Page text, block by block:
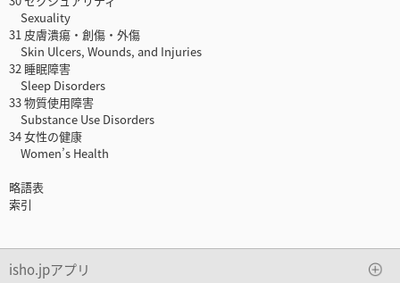
Sexuality
31 皮膚潰瘍・創傷・外傷
Skin Ulcers, Wounds, and Injuries
32 睡眠障害
Sleep Disorders
33 物質使用障害
Substance Use Disorders
34 女性の健康
Women’s Health
略語表
索引
isho.jpアプリ